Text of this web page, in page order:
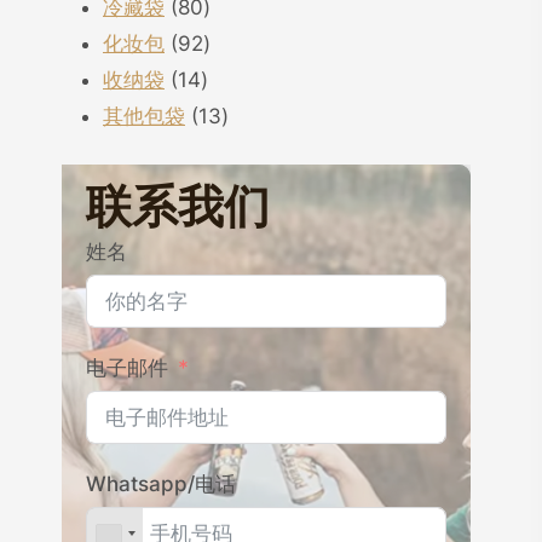
冷藏袋 8080
个
产
品
化妆包 9292
个
产
收纳袋 1414
个
品
其他包袋 1313
产
品
联系我们
姓名
电子邮件
Whatsapp/电话